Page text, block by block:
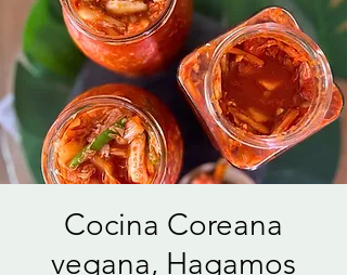
Cocina Coreana
vegana, Hagamos